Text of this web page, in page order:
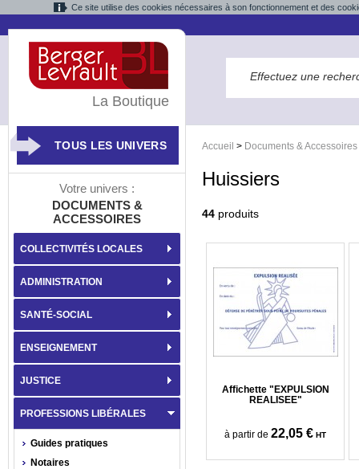
Ce site utilise des cookies nécessaires à son fonctionnement et des
Accueil > Documents & Accessoires
Huissiers
44 produits
Affichette "EXPULSION
REALISEE"
à partir de 22,05 € HT
La Boutique
TOUS LES UNIVERS
Votre univers :
DOCUMENTS &
ACCESSOIRES
COLLECTIVITÉS LOCALES
ADMINISTRATION
SANTÉ-SOCIAL
ENSEIGNEMENT
JUSTICE
PROFESSIONS LIBÉRALES
Guides pratiques
Notaires